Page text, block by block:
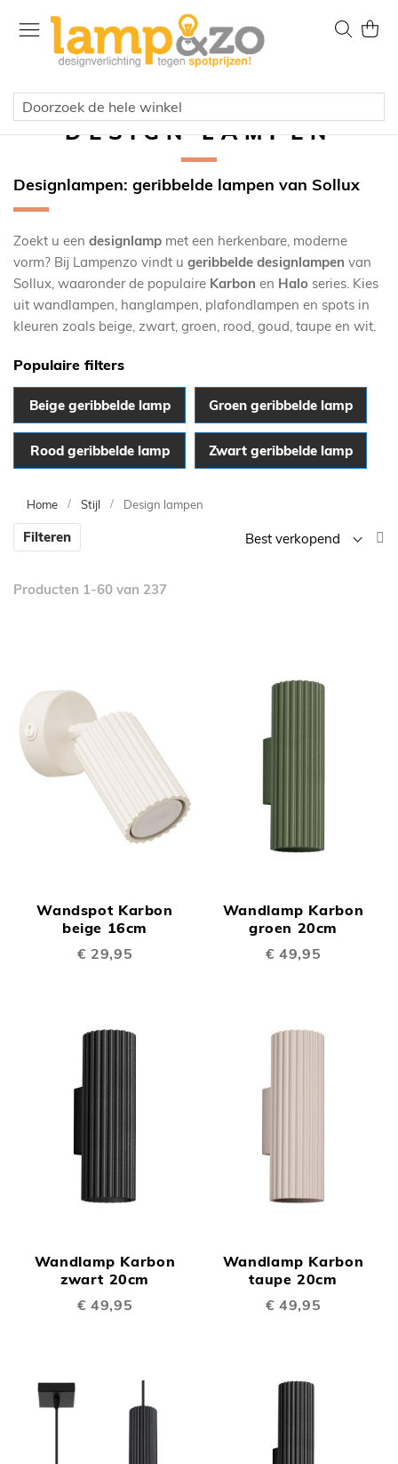
naar
Zoek
DESIGN LAMPEN
Designlampen: geribbelde lampen van Sollux
Zoekt u een designlamp met een herkenbare, moderne
vorm? Bij Lampenzo vindt u geribbelde designlampen van
Sollux, waaronder de populaire Karbon en Halo series. Kies
uit wandlampen, hanglampen, plafondlampen en spots in
kleuren zoals beige, zwart, groen, rood, goud, taupe en wit.
Populaire filters
Beige geribbelde lamp Groen geribbelde lamp
Rood geribbelde lamp Zwart geribbelde lamp
Home Stijl Design lampen
Filteren
Producten 1-60 van 237
Wandspot Karbon
beige 16cm
€ 29,95
Wandlamp Karbon
groen 20cm
€ 49,95
Wandlamp Karbon
zwart 20cm
€ 49,95
Wandlamp Karbon
taupe 20cm
€ 49,95